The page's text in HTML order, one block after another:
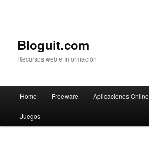
Bloguit.com
Recursos web e Información
Skip
to
Home Freeware Aplicaciones Online
Juegos